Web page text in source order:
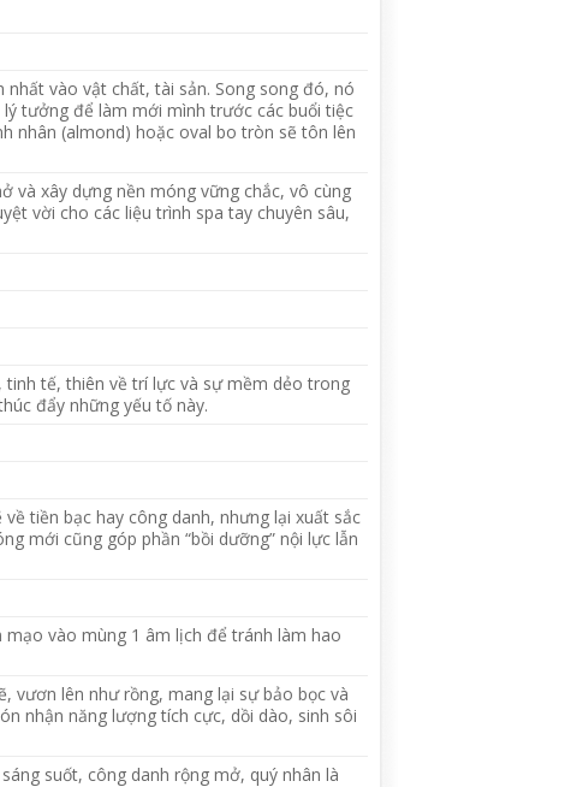
vào vật chất, tài sản. Song song đó, nó
tưởng để làm mới mình trước các buổi tiệc
nhân (almond) hoặc oval bo tròn sẽ tôn lên
và xây dựng nền móng vững chắc, vô cùng
vời cho các liệu trình spa tay chuyên sâu,
tế, thiên về trí lực và sự mềm dẻo trong
đẩy những yếu tố này.
tiền bạc hay công danh, nhưng lại xuất sắc
mới cũng góp phần “bồi dưỡng” nội lực lẫn
vào mùng 1 âm lịch để tránh làm hao
vươn lên như rồng, mang lại sự bảo bọc và
nhận năng lượng tích cực, dồi dào, sinh sôi
suốt, công danh rộng mở, quý nhân là